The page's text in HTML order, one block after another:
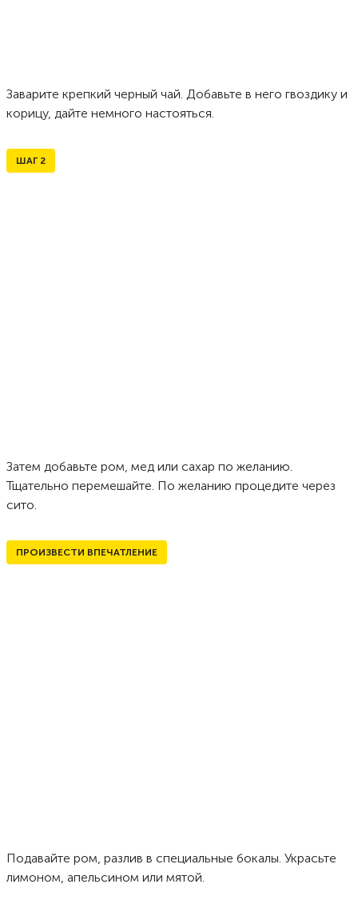
Заварите крепкий черный чай. Добавьте в него гвоздику и
корицу, дайте немного настояться.
ШАГ 2
Затем добавьте ром, мед или сахар по желанию.
Тщательно перемешайте. По желанию процедите через
сито.
ПРОИЗВЕСТИ ВПЕЧАТЛЕНИЕ
Подавайте ром, разлив в специальные бокалы. Украсьте
лимоном, апельсином или мятой.